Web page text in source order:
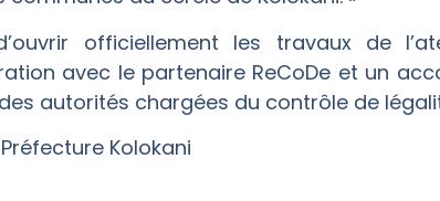
officiellement les travaux de
avec le partenaire ReCoDe et un
autorités chargées du contrôle de
Kolokani